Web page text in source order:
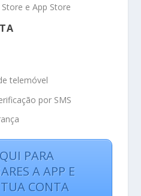
e App Store
telemóvel
por SMS
PARA
A APP E
TUA CONTA